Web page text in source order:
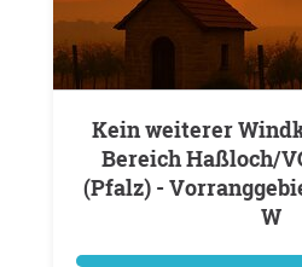
Kein weiterer Windkraftausbau im
Bereich Haßloch/
(Pfalz) -
W